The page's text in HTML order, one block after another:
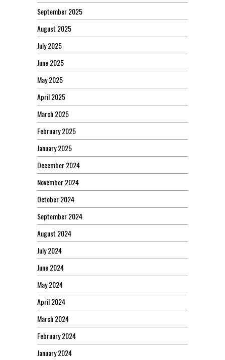
September 2025
August 2025
July 2025
June 2025
May 2025
April 2025
March 2025
February 2025
January 2025
December 2024
November 2024
October 2024
September 2024
August 2024
July 2024
June 2024
May 2024
April 2024
March 2024
February 2024
January 2024